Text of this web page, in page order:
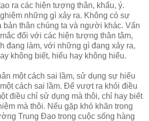
ra các hiện tượng thân, khẩu, ý.
những gì xảy ra. Không có sự
bản thân chúng ta và người khác. Vấn
đối với các hiện tượng thân tâm,
đang làm, với những gì đang xảy ra,
không biết, hiểu hay không hiểu.
một cách sai lầm, sử dụng sự hiểu
cách sai lầm. Để vượt ra khỏi điều
điều chỉ sử dụng mà thôi, chỉ hay biết
mà thôi. Nếu gặp khó khăn trong
Trung Đạo trong cuộc sống hàng